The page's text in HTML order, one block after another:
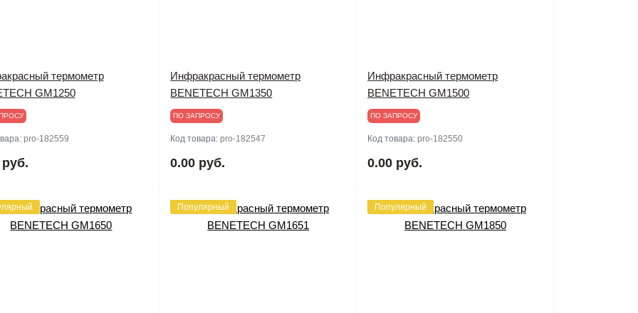
термометр
GM1250
pro-182559
Инфракрасный термометр
BENETECH GM1350
ПО ЗАПРОСУ
Код товара:pro-182547
0.00 руб.
Инфракрасный термометр
BENETECH GM1500
ПО ЗАПРОСУ
Код товара:pro-182550
0.00 руб.
Популярный Популярный